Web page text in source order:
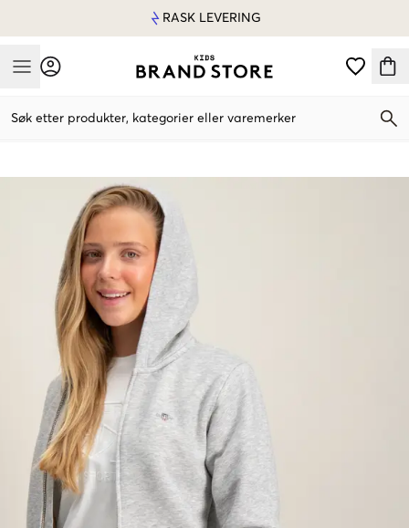
RASK LEVERING
Mobile Menu
Søk etter produkter, kategorier eller varemerker